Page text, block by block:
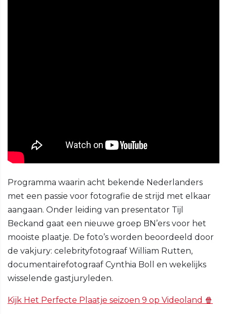
Programma waarin acht bekende Nederlanders
met een passie voor fotografie de strijd met elkaar
aangaan. Onder leiding van presentator Tijl
Beckand gaat een nieuwe groep BN’ers voor het
mooiste plaatje. De foto’s worden beoordeeld door
de vakjury: celebrityfotograaf William Rutten,
documentairefotograaf Cynthia Boll en wekelijks
wisselende gastjuryleden.
Kijk Het Perfecte Plaatje seizoen 9 op Videoland 🍿